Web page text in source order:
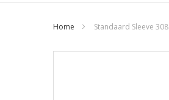
Home Standaard Sleeve 308